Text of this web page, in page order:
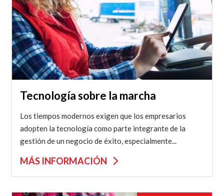
Tecnología sobre la marcha
Los tiempos modernos exigen que los empresarios
adopten la tecnología como parte integrante de la
gestión de un negocio de éxito, especialmente...
MÁS INFORMACIÓN